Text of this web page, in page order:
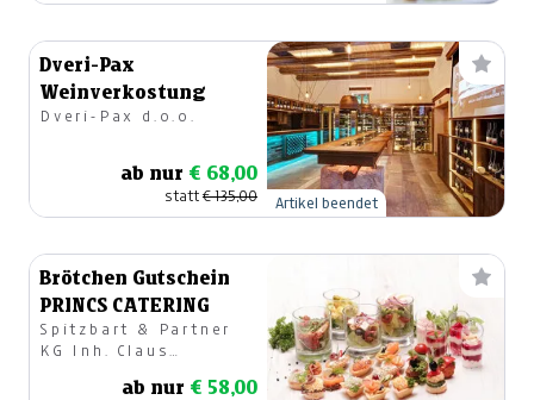
Dveri-Pax
Weinverkostung
Dveri-Pax d.o.o.
ab nur € 68,00
statt€ 135,00 Artikel beendet
Brötchen Gutschein
PRINCS CATERING
Spitzbart & Partner
KG Inh. Claus
ab nur € 58,00